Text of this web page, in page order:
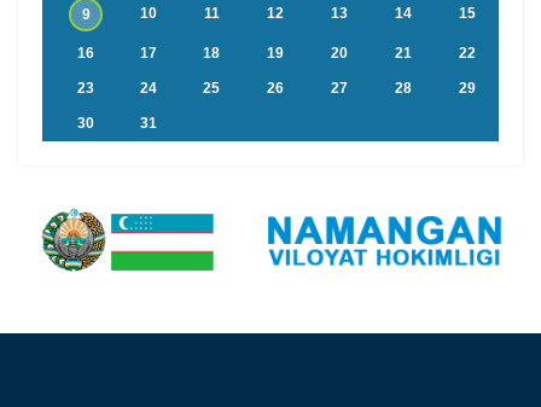
9 10 11 12 13 14 15
16 17 18 19 20 21 22
23 24 25 26 27 28 29
30 31